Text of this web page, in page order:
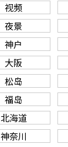
视频
夜景
神户
大阪
松岛
福岛
北海道
神奈川